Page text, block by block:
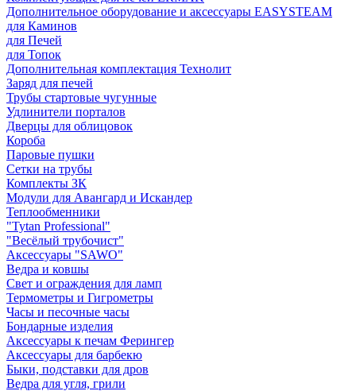
Дополнительное оборудование и аксессуары EASYSTEAM
для Каминов
для Печей
для Топок
Дополнительная комплектация Технолит
Заряд для печей
Трубы стартовые чугунные
Удлинители порталов
Дверцы для облицовок
Короба
Паровые пушки
Сетки на трубы
Комплекты ЗК
Модули для Авангард и Искандер
Теплообменники
"Tytan Professional"
"Весёлый трубочист"
Аксессуары "SAWO"
Ведра и ковшы
Свет и ограждения для ламп
Термометры и Гигрометры
Часы и песочные часы
Бондарные изделия
Аксессуары к печам Ферингер
Аксессуары для барбекю
Быки, подставки для дров
Ведра для угля, грили